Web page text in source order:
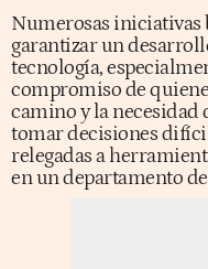
Numerosas iniciativas
garantizar un
tecnología,
compromiso de
camino y la
tomar decisiones
relegadas a
en un departamento de